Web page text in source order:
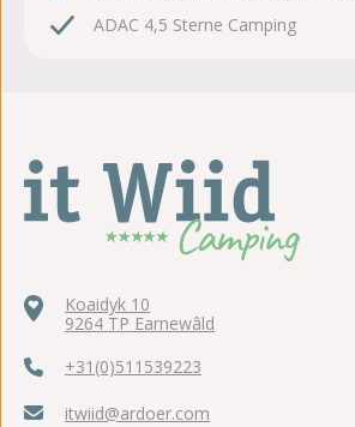
ADAC 4,5 Sterne Camping
Koaidyk 10
9264 TP Earnewâld
+31(0)511539223
itwiid@ardoer.com